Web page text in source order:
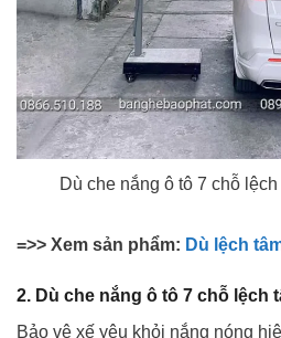
Dù che nắng ô tô 7 chỗ
=>> Xem sản phẩm: Dù lệch
2. Dù che nắng ô tô 7 chỗ lệch
Bảo vệ xế yêu khỏi nắng nóng